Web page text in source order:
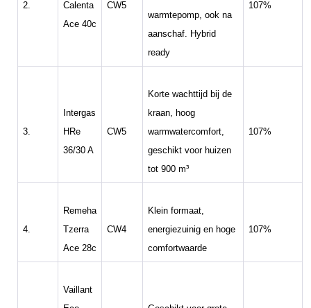
2.
Calenta
Ace 40c
CW5
warmtepomp, ook na
aanschaf. Hybrid
ready
107%
3.
Intergas
HRe
36/30 A
CW5
Korte wachttijd bij de
kraan, hoog
warmwatercomfort,
geschikt voor huizen
tot 900 m³
107%
4.
Remeha
Tzerra
Ace 28c
CW4
Klein formaat,
energiezuinig en hoge
comfortwaarde
107%
Vaillant